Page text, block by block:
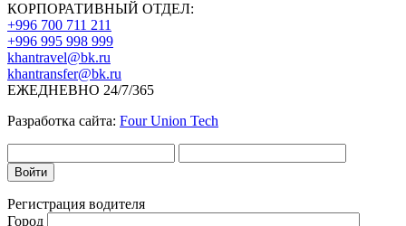
КОРПОРАТИВНЫЙ ОТДЕЛ:
+996 700 711 211
+996 995 998 999
khantravel@bk.ru
khantransfer@bk.ru
ЕЖЕДНЕВНО 24/7/365
Разработка сайта: Four Union Tech
Регистрация водителя
Город